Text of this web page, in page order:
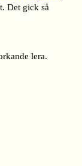
Det gick så
lera.